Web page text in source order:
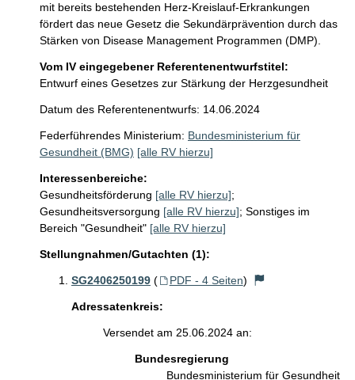
mit bereits bestehenden Herz-Kreislauf-Erkrankungen
fördert das neue Gesetz die Sekundärprävention durch das
Stärken von Disease Management Programmen (DMP).
Vom IV eingegebener Referentenentwurfstitel:
Entwurf eines Gesetzes zur Stärkung der Herzgesundheit
Datum des Referentenentwurfs: 14.06.2024
Federführendes Ministerium: Bundesministerium für
Gesundheit (BMG) [alle RV hierzu]
Interessenbereiche:
Gesundheitsförderung [alle RV hierzu];
Gesundheitsversorgung [alle RV hierzu]; Sonstiges im
Bereich "Gesundheit" [alle RV hierzu]
Stellungnahmen/Gutachten (1):
SG2406250199 ( PDF - 4 Seiten)
Adressatenkreis:
Versendet am 25.06.2024 an:
Bundesregierung
Bundesministerium für Gesundheit